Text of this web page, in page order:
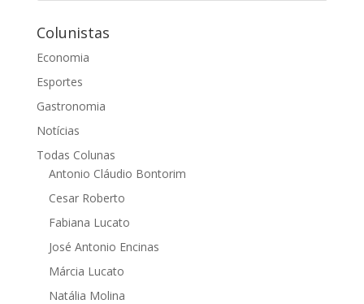
Colunistas
Economia
Esportes
Gastronomia
Notícias
Todas Colunas
Antonio Cláudio Bontorim
Cesar Roberto
Fabiana Lucato
José Antonio Encinas
Márcia Lucato
Natália Molina